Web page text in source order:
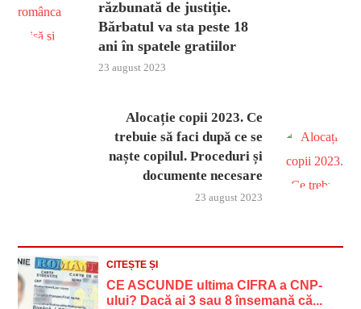
răzbunată de justiţie.
Bărbatul va sta peste 18
ani în spatele gratiilor
23 august 2023
Alocație copii 2023. Ce
trebuie să faci după ce se
naște copilul. Proceduri și
documente necesare
23 august 2023
CITEȘTE ȘI
CE ASCUNDE ultima CIFRA a CNP-
ului? Dacă ai 3 sau 8 însemană că...